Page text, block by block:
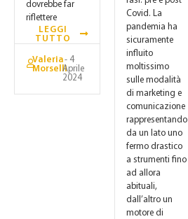
dovrebbe far
riflettere
LEGGI
TUTTO
Valeria
Morselli
- 4
Aprile
2024
Covid. La
pandemia ha
sicuramente
influito
moltissimo
sulle modalità
di marketing e
comunicazione
rappresentando
da un lato uno
fermo drastico
a strumenti fino
ad allora
abituali,
dall’altro un
motore di